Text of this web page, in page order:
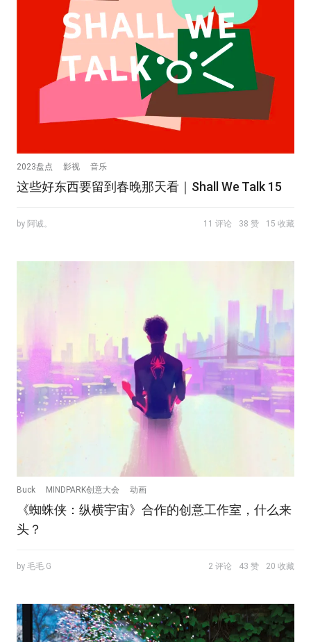
2023盘点 影视 音乐
这些好东西要留到春晚那天看｜Shall We Talk 15
by 阿诚。 11 评论 38 赞 15 收藏
Buck MINDPARK创意大会 动画
《蜘蛛侠：纵横宇宙》合作的创意工作室，什么来
头？
by 毛毛.G 2 评论 43 赞 20 收藏